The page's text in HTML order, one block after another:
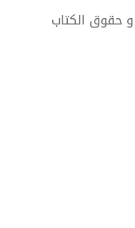
حقوق الكتاب